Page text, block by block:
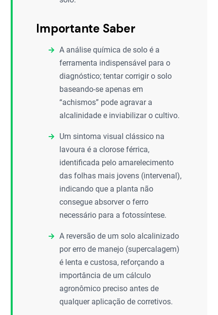
Importante Saber
A análise química de solo é a
ferramenta indispensável para o
diagnóstico; tentar corrigir o solo
baseando-se apenas em
“achismos” pode agravar a
alcalinidade e inviabilizar o cultivo.
Um sintoma visual clássico na
lavoura é a clorose férrica,
identificada pelo amarelecimento
das folhas mais jovens (intervenal),
indicando que a planta não
consegue absorver o ferro
necessário para a fotossíntese.
A reversão de um solo alcalinizado
por erro de manejo (supercalagem)
é lenta e custosa, reforçando a
importância de um cálculo
agronômico preciso antes de
qualquer aplicação de corretivos.